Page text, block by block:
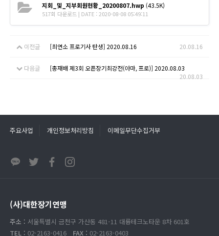
지회_및_지부회원현황_20200807.hwp (43.5K)
517회 다운로드 | DATE : 2020-08-08 05:49:11
이전글 [최연소 프로기사 탄생] 2020.08.16 20.08.16
다음글
[총재배 제3회 오픈장기최강전(아마, 프로)] 2020.08.03
20.08.03
주요사업 개인정보처리방침 이메일무단수집거부
(사)대한장기연맹
주소 : 서울특별시 금천구 가산동 481-11 대륭테크노타운 8차 601호
TEL : 02-2163-0416 FAX : 02-2163-0403